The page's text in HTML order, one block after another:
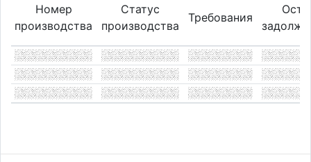
Номер
производства
Статус
производства
Требования